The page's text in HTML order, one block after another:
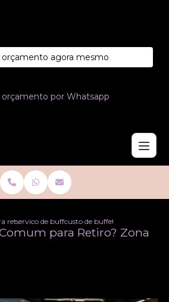
orçamento agora mesmo
orçamento por Whatsapp
retiros
servico de buffet para retiroscusto de buffet comum para
para Retiro? Zona